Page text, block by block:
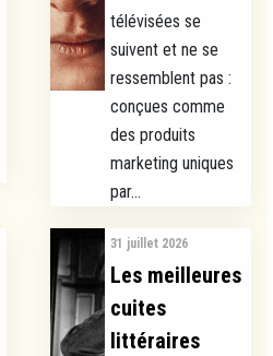
télévisées se
suivent et ne se
ressemblent pas :
conçues comme
des produits
marketing uniques
par...
31 juillet 2026
Les meilleures
cuites
littéraires